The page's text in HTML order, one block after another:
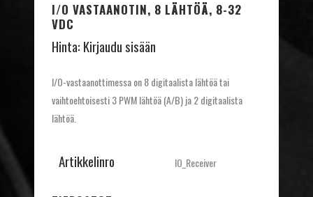
I/O VASTAANOTIN, 8 LÄHTÖÄ, 8-32
VDC
Hinta: Kirjaudu sisään
I/O-vastaanottimessa on 8 digitaalista lähtöä tai
vaihtoehtoisesti 3 PWM lähtöä (A/B) ja 2 digitaalista
lähtöä.
Artikkelinro IO_Receiver